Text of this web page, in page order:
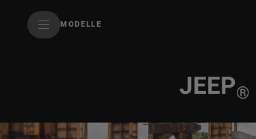
MODELLE
JEEP®